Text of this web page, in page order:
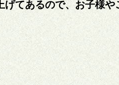
げてあるので、お子様